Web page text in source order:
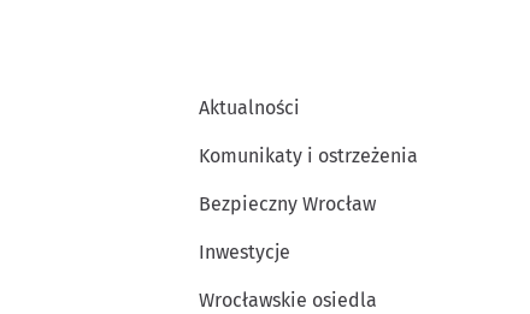
Aktualności
Komunikaty i ostrzeżenia
Bezpieczny Wrocław
Inwestycje
Wrocławskie osiedla